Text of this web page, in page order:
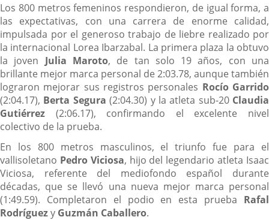
Los 800 metros femeninos respondieron, de igual forma, a
las expectativas, con una carrera de enorme calidad,
impulsada por el generoso trabajo de liebre realizado por
la internacional Lorea Ibarzabal. La primera plaza la obtuvo
la joven Julia Maroto, de tan solo 19 años, con una
brillante mejor marca personal de 2:03.78, aunque también
lograron mejorar sus registros personales Rocío Garrido
(2:04.17), Berta Segura (2:04.30) y la atleta sub-20 Claudia
Gutiérrez (2:06.17), confirmando el excelente nivel
colectivo de la prueba.
En los 800 metros masculinos, el triunfo fue para el
vallisoletano Pedro Viciosa, hijo del legendario atleta Isaac
Viciosa, referente del mediofondo español durante
décadas, que se llevó una nueva mejor marca personal
(1:49.59). Completaron el podio en esta prueba Rafal
Rodríguezy Guzmán Caballero.